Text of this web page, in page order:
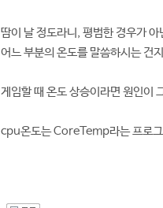
땀이 날 정도라니, 평범한 경우가 아
어느 부분의 온도를 말씀하시는 건
게임할 때 온도 상승이라면 원인이
cpu온도는 CoreTemp라는 프로그